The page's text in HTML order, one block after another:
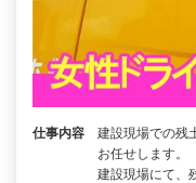
仕事内容
建設現場での残
お任せします
建設現場にて、